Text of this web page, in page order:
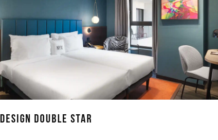
Design Double Star